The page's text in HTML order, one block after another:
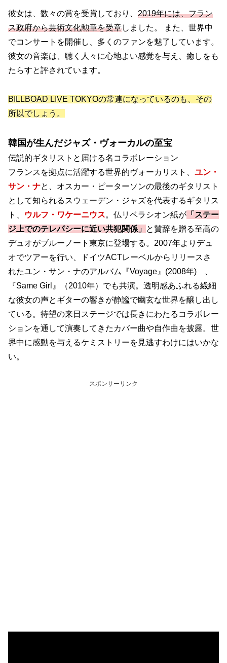
彼女は、数々の賞を受賞しており、 2019年には、フラン
ス政府から芸術文化勲章を受章しました。 また、世界中
でコンサートを開催し、多くのファンを魅了しています。
彼女の音楽は、聴く人々に心地よい感覚を与え、癒しをも
たらすと評されています。
BILLBOAD LIVE TOKYOの常連になっているのも、その
所以でしょう。
韓国が生んだジャズ・ヴォーカルの至宝
伝説的ギタリストと届ける名コラボレーション
フランスを拠点に活躍する世界的ヴォーカリスト、 ユン・
サン・ナと、オスカー・ピーターソンの最後のギタリスト
として知られるスウェーデン・ジャズを代表するギタリス
ト、
ウルフ・ワケーニウス。仏リベラシオン紙が 「ステー
ジ上でのテレパシーに近い共犯関係」 と賛辞を贈る至高の
デュオがブルーノート東京に登場する。2007年よりデュ
オでツアーを行い、ドイツACTレーベルからリリースさ
れたユン・サン・ナのアルバム『Voyage』(2008年) 、
『Same Girl』（2010年）でも共演。透明感あふれる繊細
な彼女の声とギターの響きが静謐で幽玄な世界を醸し出し
ている。待望の来日ステージでは長きにわたるコラボレー
ションを通して演奏してきたカバー曲や自作曲を披露。世
界中に感動を与えるケミストリーを見逃すわけにはいかな
い。
スポンサーリンク